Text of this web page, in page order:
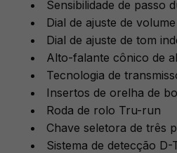
Sensibilidade de passo
Dial de ajuste de
Dial de ajuste de tom
Alto-falante cônico de
Tecnologia de
Insertos de orelha de
Roda de rolo Tru-run
Chave seletora de três
Sistema de detecção D-